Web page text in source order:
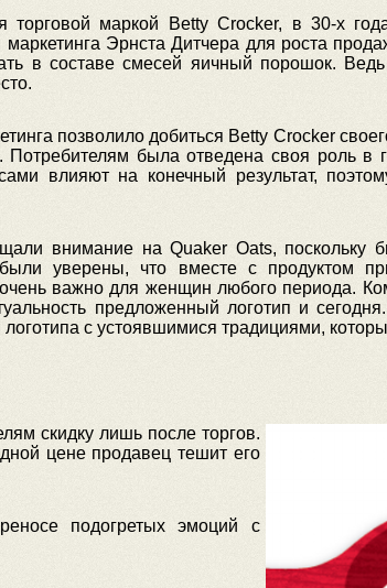
маркой Betty Crocker, в 30-х
Эрнста Дитчера для роста
в составе смесей яичный порошок.
позволило добиться Betty Crocker
Потребителям была отведена своя роль в
влияют на конечный результат,
внимание на Quaker Oats, поскольку
уверены, что вместе с продуктом
важно для женщин любого периода.
предложенный логотип и
с устоявшимися традициями,
скидку лишь после торгов.
цене продавец тешит его
подогретых эмоций с